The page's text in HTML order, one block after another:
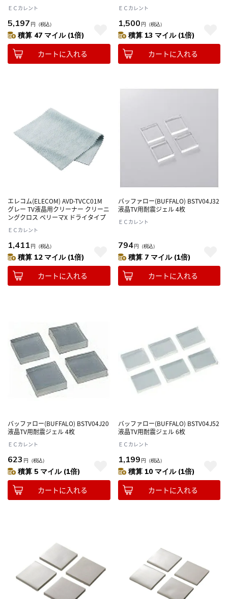
ＥＣカレント
5,197 円 （税込）
積算 47 マイル (1倍)
カートに入れる
ＥＣカレント
1,500 円 （税込）
積算 13 マイル (1倍)
カートに入れる
エレコム(ELECOM) AVD-TVCC01M
グレー TV液晶用クリーナー クリーニ
ングクロス ベリーマX ドライタイプ
ＥＣカレント
1,411 円 （税込）
積算 12 マイル (1倍)
カートに入れる
バッファロー(BUFFALO) BSTV04J32
液晶TV用耐震ジェル 4枚
ＥＣカレント
794円 （税込）
積算 7 マイル (1倍)
カートに入れる
バッファロー(BUFFALO) BSTV04J20
液晶TV用耐震ジェル 4枚
ＥＣカレント
623 円 （税込）
積算 5 マイル (1倍)
カートに入れる
バッファロー(BUFFALO) BSTV04J52
液晶TV用耐震ジェル 6枚
ＥＣカレント
1,199 円 （税込）
積算 10 マイル (1倍)
カートに入れる